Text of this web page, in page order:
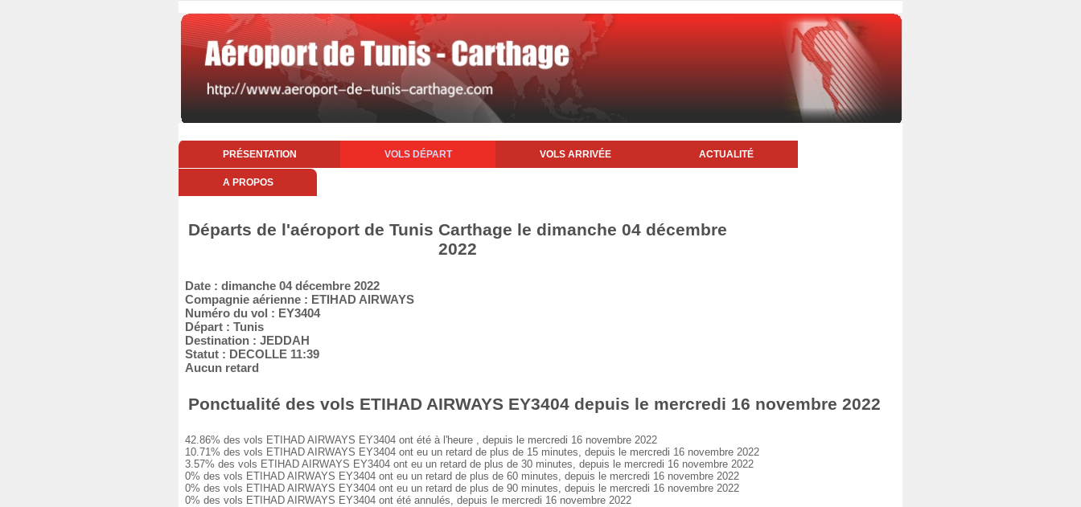
PRÉSENTATION VOLS DÉPART VOLS ARRIVÉE ACTUALITÉ
A PROPOS
Départs de l'aéroport de Tunis Carthage le dimanche 04 décembre
2022
Date : dimanche 04 décembre 2022
Compagnie aérienne : ETIHAD AIRWAYS
Numéro du vol : EY3404
Départ : Tunis
Destination : JEDDAH
Statut : DECOLLE 11:39
Aucun retard
Ponctualité des vols ETIHAD AIRWAYS EY3404 depuis le mercredi 16 novembre 2022
42.86% des vols ETIHAD AIRWAYS EY3404 ont été à l'heure , depuis le mercredi 16 novembre 2022
10.71% des vols ETIHAD AIRWAYS EY3404 ont eu un retard de plus de 15 minutes, depuis le mercredi 16 novembre 2022
3.57% des vols ETIHAD AIRWAYS EY3404 ont eu un retard de plus de 30 minutes, depuis le mercredi 16 novembre 2022
0% des vols ETIHAD AIRWAYS EY3404 ont eu un retard de plus de 60 minutes, depuis le mercredi 16 novembre 2022
0% des vols ETIHAD AIRWAYS EY3404 ont eu un retard de plus de 90 minutes, depuis le mercredi 16 novembre 2022
0% des vols ETIHAD AIRWAYS EY3404 ont été annulés, depuis le mercredi 16 novembre 2022